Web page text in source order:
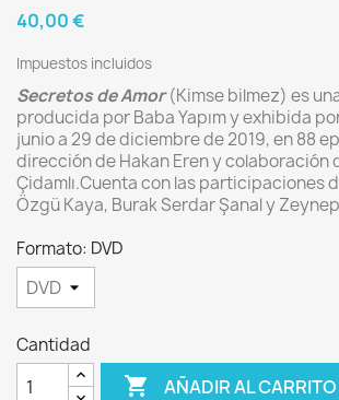
40,00 €
Impuestos incluidos
Secretos de Amor(Kimse bilmez) es
producida por Baba Yapım y exhibida
junio a 29 de diciembre de 2019, en 88
dirección de Hakan Eren y colaboración
Çidamlı.Cuenta con las participaciones
Özgü Kaya, Burak Serdar Şanal y
Formato: DVD
Cantidad
 AÑADIR AL CARRITO